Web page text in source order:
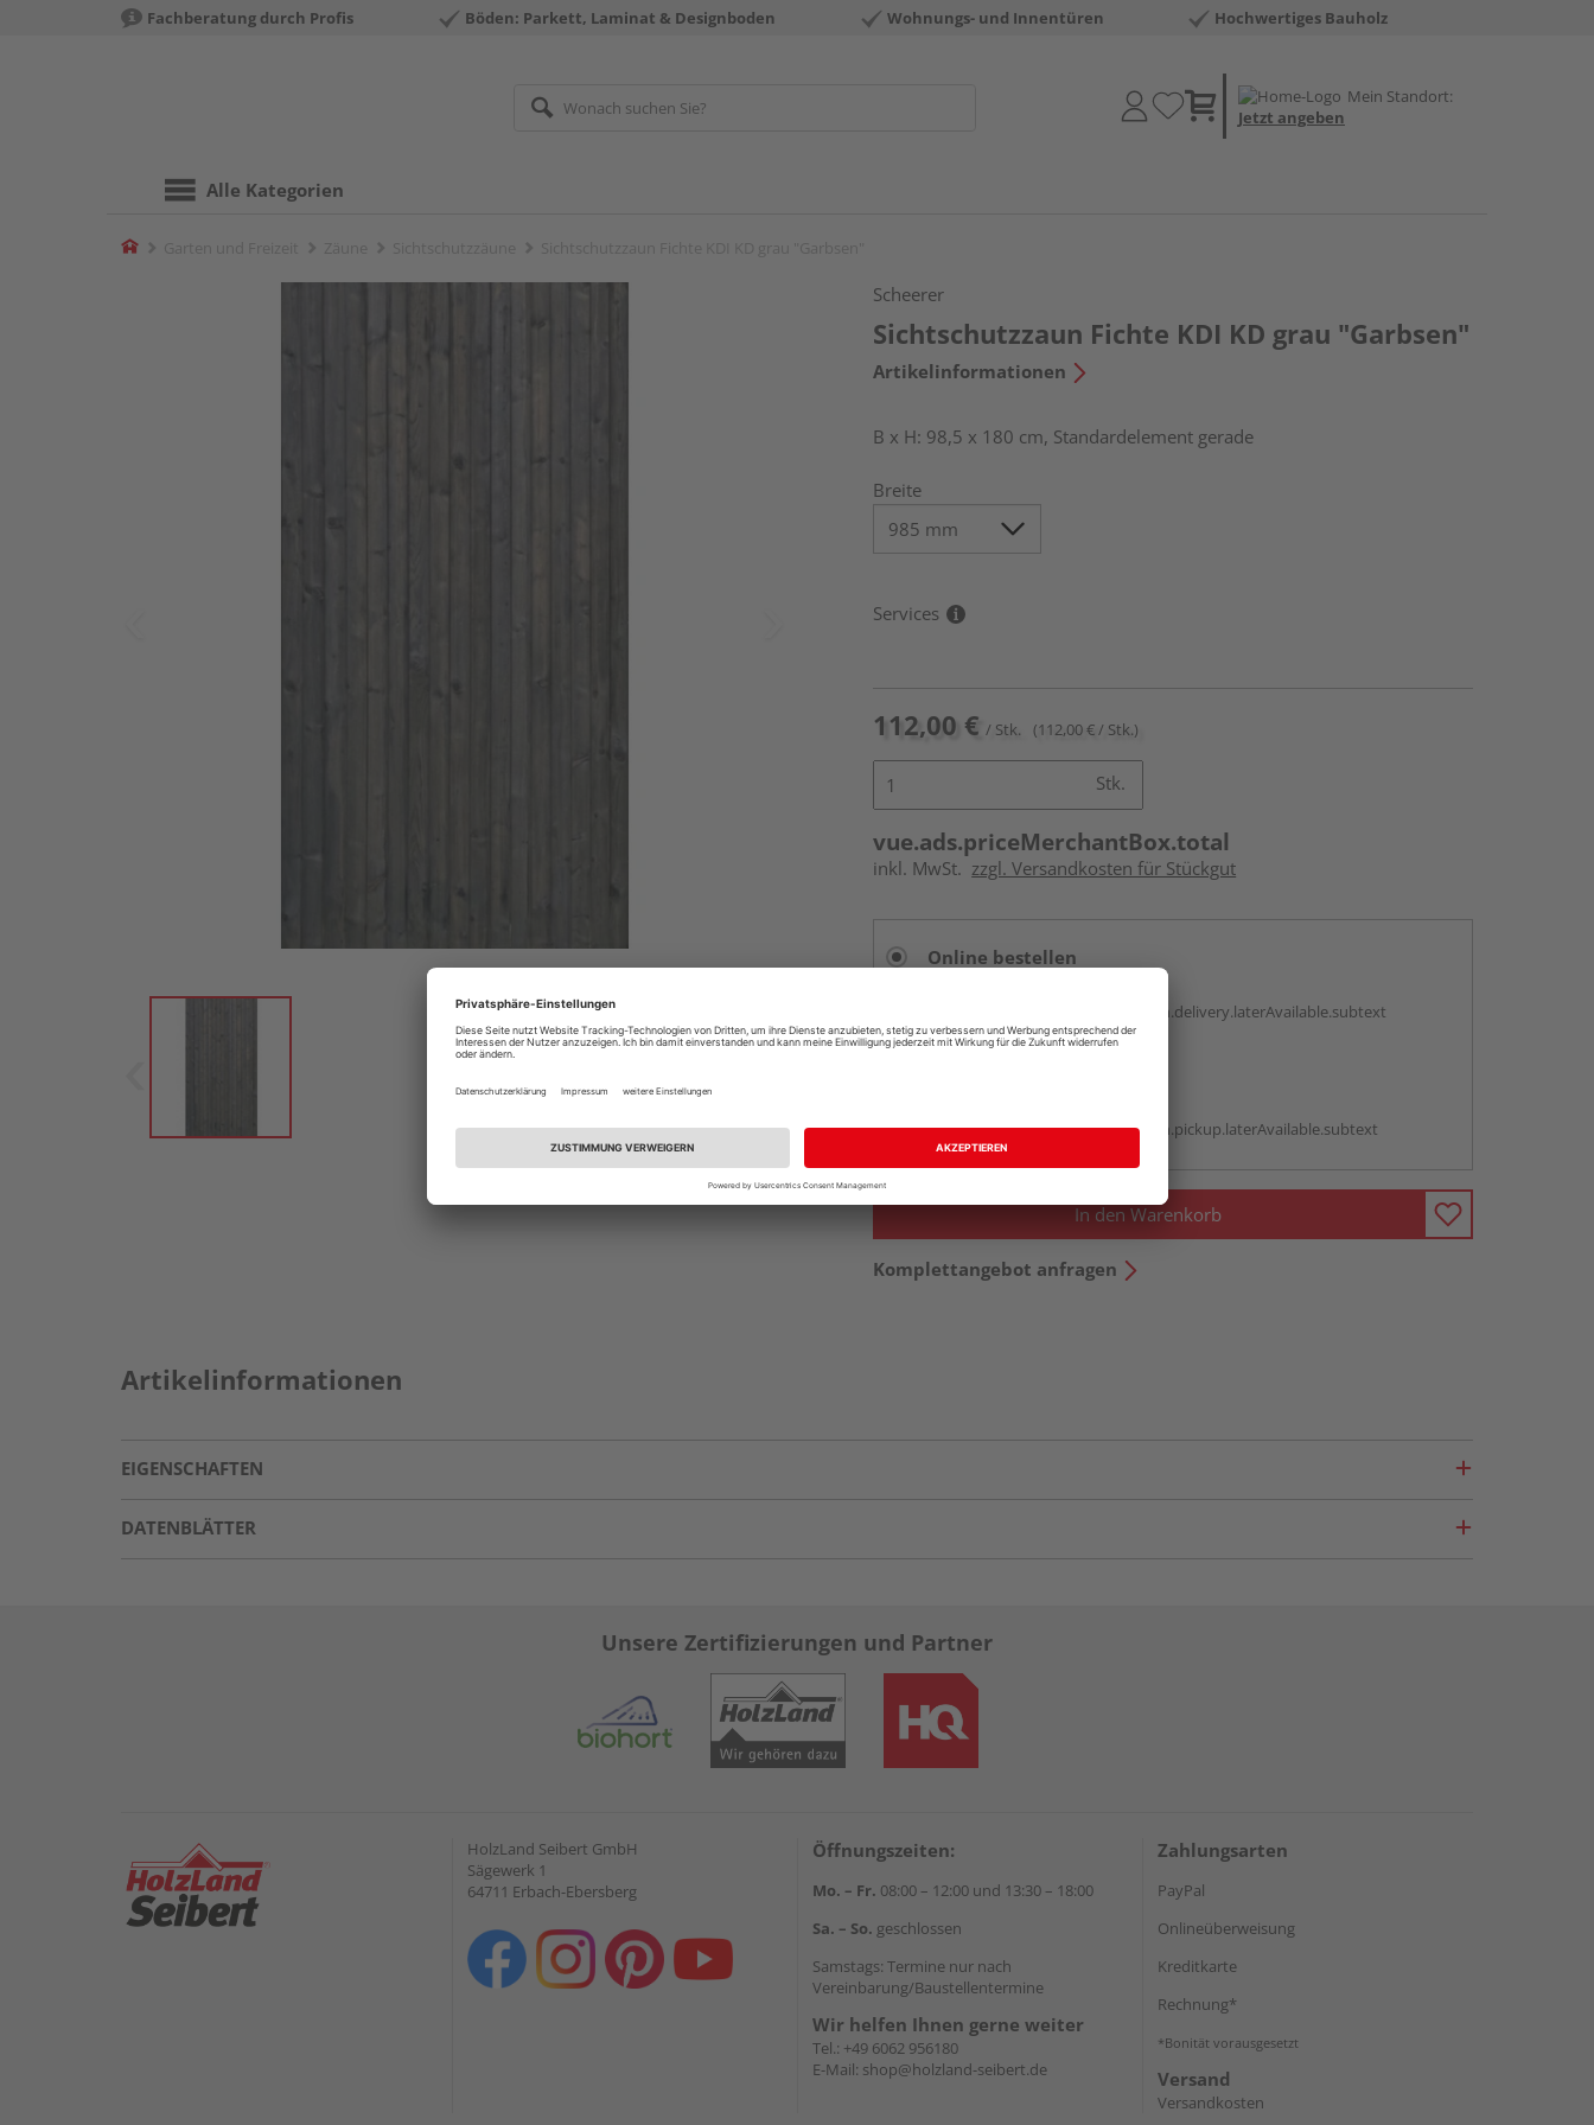
Fachberatung durch Profis Böden: Parkett, Laminat & Designboden Wohnungs- und Innentüren Hochwertiges Bauholz
Mein Standort:
Jetzt angeben
Alle Kategorien
Home
Scheerer
Sichtschutzzaun Fichte KDI KD grau "Garbsen"
Artikelinformationen
B x H: 98,5 x 180 cm, Standardelement gerade
Breite
Services
112,00 € / Stk. (112,00 € / Stk.)
Stk.
vue.ads.priceMerchantBox.total
inkl. MwSt. zzgl. Versandkosten für Stückgut
Online bestellen
vue.ads.priceMerchantBox.option.delivery.laterAvailable.subtext
vue.ads.priceMerchantBox.option.pickup.laterAvailable.subtext
In den Warenkorb
Komplettangebot anfragen
Artikelinformationen
EIGENSCHAFTEN
DATENBLÄTTER
Unsere Zertifizierungen und Partner
HolzLand Seibert GmbH
Sägewerk 1
64711 Erbach-Ebersberg
Öffnungszeiten:
Mo. – Fr. 08:00 – 12:00 und 13:30 – 18:00
Sa. – So. geschlossen
Samstags: Termine nur nach
Vereinbarung/Baustellentermine
Wir helfen Ihnen gerne weiter
Tel.: +49 6062 956180
E-Mail: shop@holzland-seibert.de
Zahlungsarten
PayPal
Onlineüberweisung
Kreditkarte
Rechnung*
*Bonität vorausgesetzt
Versand
Versandkosten